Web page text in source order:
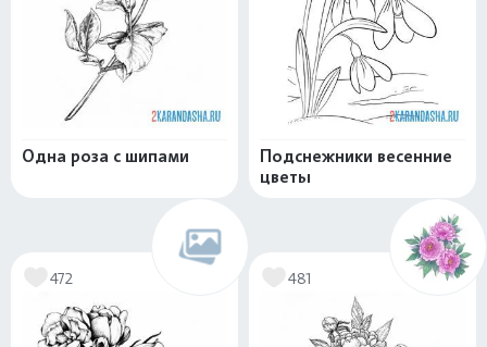
Одна роза с шипами
Подснежники весенние
цветы
472 481